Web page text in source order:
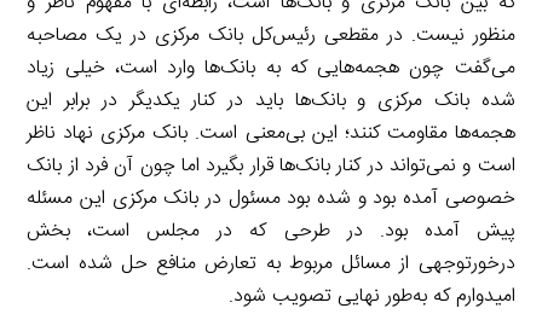
منظور نیست. در مقطعی رئیس‌کل بانک مرکزی در یک مصاحبه
می‌گفت چون هجمه‌‌هایی که به بانک‌ها وارد است، خیلی زیاد
شده بانک مرکزی و بانک‌ها باید در کنار یکدیگر در برابر این
هجمه‌ها مقاومت کنند؛ این بی‌معنی است. بانک مرکزی نهاد ناظر
است و نمی‌تواند در کنار بانک‌ها قرار بگیرد اما چون آن فرد از بانک
خصوصی آمده بود و شده بود مسئول در بانک مرکزی این مسئله
پیش آمده بود. در طرحی که در مجلس است، بخش
درخورتوجهی از مسائل مربوط به تعارض منافع حل شده است.
امیدوارم که به‌طور نهایی تصویب شود.